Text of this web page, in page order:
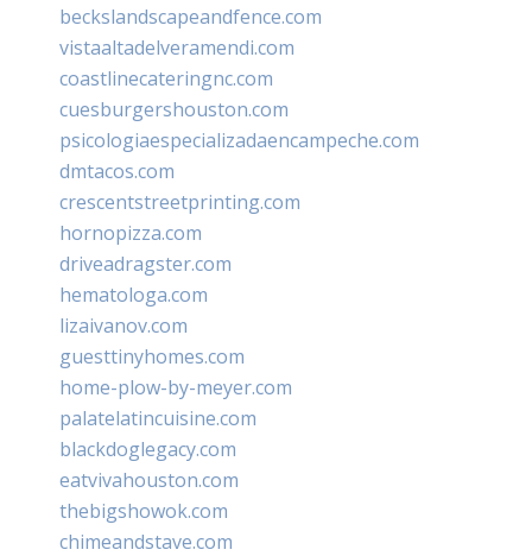
beckslandscapeandfence.com
vistaaltadelveramendi.com
coastlinecateringnc.com
cuesburgershouston.com
psicologiaespecializadaencampeche.com
dmtacos.com
crescentstreetprinting.com
hornopizza.com
driveadragster.com
hematologa.com
lizaivanov.com
guesttinyhomes.com
home-plow-by-meyer.com
palatelatincuisine.com
blackdoglegacy.com
eatvivahouston.com
thebigshowok.com
chimeandstave.com